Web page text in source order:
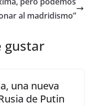
al madridismo”
gustar
una nueva
de Putin